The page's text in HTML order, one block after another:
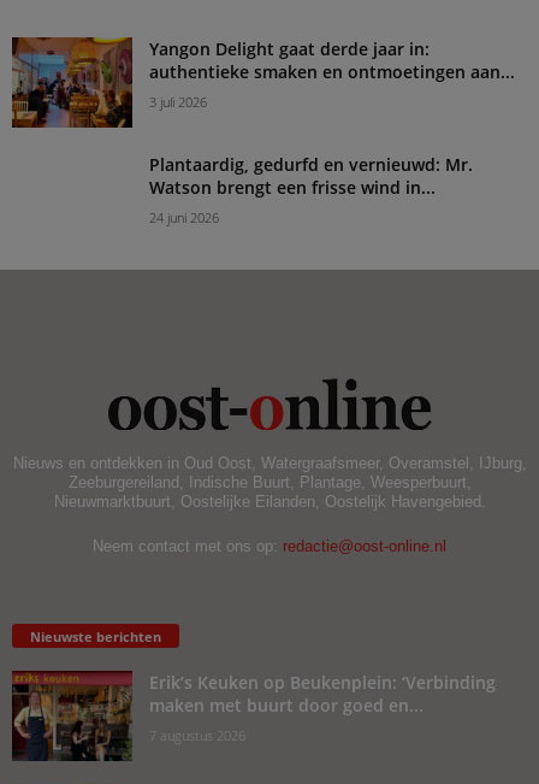
Yangon Delight gaat derde jaar in:
authentieke smaken en ontmoetingen aan...
3 juli 2026
Plantaardig, gedurfd en vernieuwd: Mr.
Watson brengt een frisse wind in...
24 juni 2026
Nieuws en ontdekken in Oud Oost, Watergraafsmeer, Overamstel, IJburg,
Zeeburgereiland, Indische Buurt, Plantage, Weesperbuurt,
Nieuwmarktbuurt, Oostelijke Eilanden, Oostelijk Havengebied.
Neem contact met ons op: redactie@oost-online.nl
Nieuwste berichten
Erik’s Keuken op Beukenplein: ‘Verbinding
maken met buurt door goed en...
7 augustus 2026